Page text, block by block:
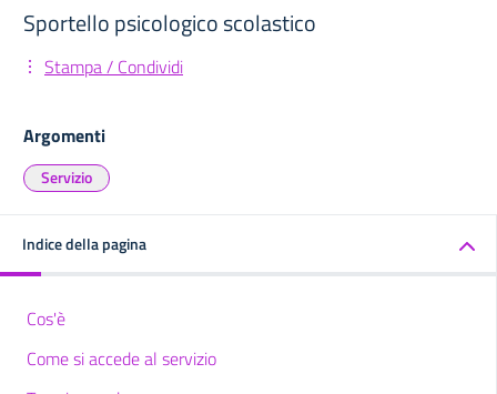
Sportello psicologico scolastico
Stampa / Condividi
Argomenti
Servizio
Indice della pagina
Cos'è
Come si accede al servizio